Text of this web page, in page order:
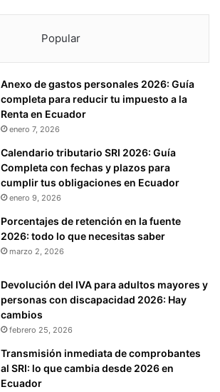
Popular
Anexo de gastos personales 2026: Guía
completa para reducir tu impuesto a la
Renta en Ecuador
enero 7, 2026
Calendario tributario SRI 2026: Guía
Completa con fechas y plazos para
cumplir tus obligaciones en Ecuador
enero 9, 2026
Porcentajes de retención en la fuente
2026: todo lo que necesitas saber
marzo 2, 2026
Devolución del IVA para adultos mayores y
personas con discapacidad 2026: Hay
cambios
febrero 25, 2026
Transmisión inmediata de comprobantes
al SRI: lo que cambia desde 2026 en
Ecuador